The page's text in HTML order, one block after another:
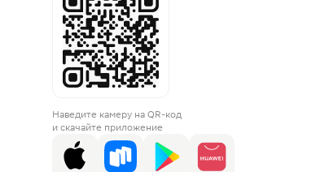
Наведите камеру на QR-код
и скачайте приложение